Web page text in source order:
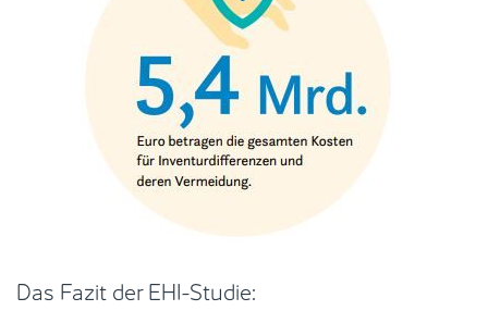
Das Fazit der EHI-Studie: